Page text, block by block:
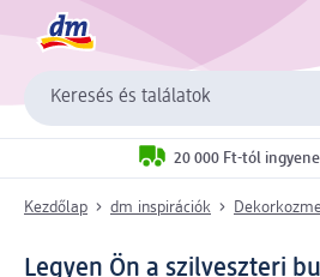
Keresés és találatok
20 000 Ft-tól
Kezdőlap dm inspirációk
Legyen Ön a szilveszteri